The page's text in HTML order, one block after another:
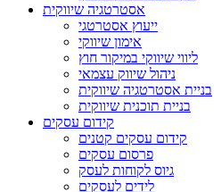
אסטרטגיה שיווקית
ייעוץ אסטרטגי
אימון שיווקי
ליווי שיווקי במיקור חוץ
ניהול שיווק עצמאי
בניית אסטרטגיה שיווקית
בניית תוכנית שיווקית
קידום עסקים
קידום עסקים קטנים
פרסום עסקים
גיוס לקוחות לעסק
לידים לעסקים